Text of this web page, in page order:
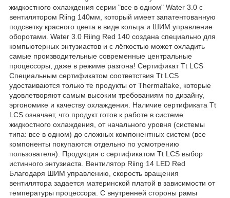
жидкостного охлаждения серии "все в одном" Water 3.0 с
вентилятором Riing 140мм, который имеет запатентованную
подсветку красного цвета в виде кольца и ШИМ управление
оборотами. Water 3.0 Riing Red 140 создана специально для
компьютерных энтузиастов и с лёгкостью может охладить
самые производительные современные центральные
процессоры, даже в режиме разгона! Сертификат Tt LCS
Специальным сертификатом соответствия Tt LCS
удостаиваются только те продукты от Thermaltake, которые
удовлетворяют самым высоким требованиям по дизайну,
эргономике и качеству охлаждения. Наличие сертификата Tt
LCS означает, что продукт готов к работе в системе
жидкостного охлаждения, от начального уровня (системы
типа: все в одном) до сложных компонентных систем (все
компоненты покупаются отдельно по усмотрению
пользователя). Продукция с сертификатом Tt LCS выбор
истинного энтузиаста. Вентилятор Riing 14 LED Red
Благодаря ШИМ управлению, скорость вращения
вентилятора задается материнской платой в зависимости от
температуры процессора. С внутренней стороны рамы